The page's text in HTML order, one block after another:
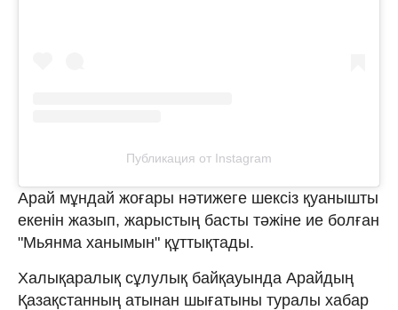
Публикация от Instagram
Арай мұндай жоғары нәтижеге шексіз қуанышты
екенін жазып, жарыстың басты тәжіне ие болған
"Мьянма ханымын" құттықтады.
Халықаралық сұлулық байқауында Арайдың
Қазақстанның атынан шығатыны туралы хабар